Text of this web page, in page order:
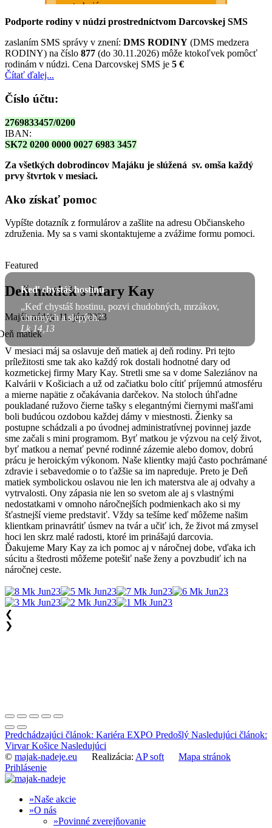
Podporte rodiny v núdzi prostredníctvom Darcovskej SMS
zaslaním SMS správy v znení: DMS RODINY (DMS medzera
RODINY) na číslo 877 (do 30.11.2026) môže ktokoľvek pomôcť
rodinám v núdzi. Cena Darcovskej SMS je 5 €
Čítať ďalej...
Číslo účtu:
2769833457/0200
IBAN:
SK72 0200 0000 0027 6983 3457
Za všetkých dobrodincov Majáku je slúžená sv. omša každý
prvy štvrtok v mesiaci.
Ako získať pomoc
Vypíšte dotazník z formulárov a zašlite na adresu Občianskeho
združenia. My sa s vami skontaktujeme a zvážime formu pomoci.
Keď chystáš hostinu
„Keď chystáš hostinu, pozvi chudobných, mrzákov,
chromých a slepých.“
Lk 14,13
Featured
Deň matiek s Mary Kay
Maják nádeje 11. jún 2023
V mesiaci máj sa oslavuje deň matiek aj deň rodiny. Pri tejto
príležitosti sme tak ako každý rok dostali hodnotné dary od
kozmetickej firmy Mary Kay. Stretli sme sa v dome Saleziánov na
Kalvárii v Košiciach a už od začiatku bolo cítiť príjemnú atmosféru
a mierne napätie z očakávania darčekov. Na stoloch úhľadne
poukladané ružovo čierne tašky s elegantnými čiernymi mašľami
boli budúcou ozdobou každej dámy v miestnosti. Žienky sa
postupne schádzali a po úvodnej administratívnej povinnej jazde
sme začali s mini programom. Byť matkou je výzvou na celý život,
byť matkou a nemať pevné rodinné zázemie alebo domov, dobrú
prácu je heroickým výkonom. Naše klientky majú často pochrámané
zdravie i sebavedomie o to ťažšie sa im napreduje. Preto je Deň
matiek symbolickou oslavou nie len ich materstva ale aj odvahy a
vytrvalosti. Ony zápasia nie len so svetom ale aj s vlastnými
nedostatkami v omnoho náročnejších podmienkach ako si my
šťastnejší vieme predstaviť. Vždy sa tešíme keď môžeme našim
klientkam prinavrátiť úsmev na tvár a učiť ich, že život má zmysel
hoci len skrz malé radosti, ktoré im prinášajú darcovia.
Ďakujeme Mary Kay za ich pomoc aj v náročnej dobe, vďaka ich
súcitu a štedrosti môžeme potešiť naše ženy a povzbudiť ich na
náročnej ceste.
❮
❯
Predchádzajúci článok: Kariéra EXPO Predošlý Nasledujúci článok:
Virvar Košice Nasledujúci
© majak-nadeje.eu Realizácia: AP soft
Mapa stránok
Prihlásenie
Naše akcie
O nás
Povinné zverejňovanie